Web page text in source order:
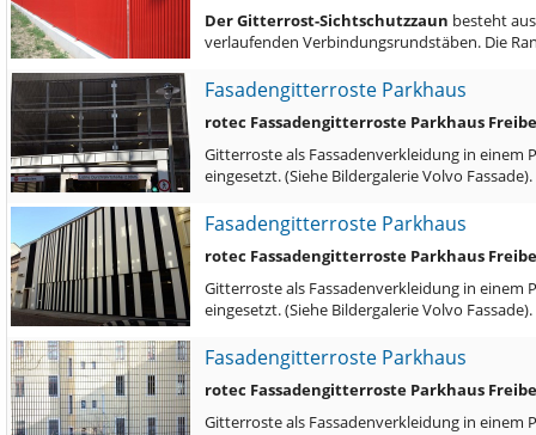
Der Gitterrost-Sichtschutzzaun besteht
verlaufenden Verbindungsrundstäben. Die
Fasadengitterroste Parkhaus
rotec Fassadengitterroste Parkhaus
Gitterroste als Fassadenverkleidung in
eingesetzt. (Siehe Bildergalerie Volvo
Fasadengitterroste Parkhaus
rotec Fassadengitterroste Parkhaus
Gitterroste als Fassadenverkleidung in
eingesetzt. (Siehe Bildergalerie Volvo
Fasadengitterroste Parkhaus
rotec Fassadengitterroste Parkhaus
Gitterroste als Fassadenverkleidung in